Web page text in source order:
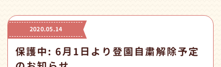
2020.05.14
保護中: 6月1日より登園自粛解除予定